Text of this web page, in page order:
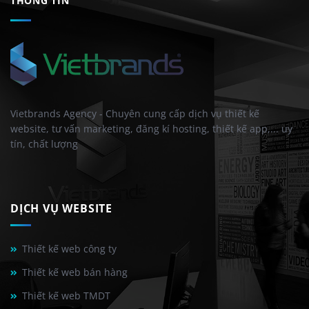
Vietbrands Agency - Chuyên cung cấp dịch vụ thiết kế
website, tư vấn marketing, đăng kí hosting, thiết kế app,... uy
tín, chất lượng
DỊCH VỤ WEBSITE
Thiết kế web công ty
Thiết kế web bán hàng
Thiết kế web TMDT